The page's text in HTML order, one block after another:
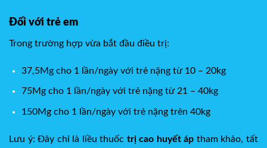
Đối với trẻ em
Trong trường hợp vừa bắt đầu điều trị:
37,5Mg cho 1 lần/ngày với trẻ nặng từ 10 – 20kg
75Mg cho 1 lần/ngày với trẻ nặng từ 21 – 40kg
150Mg cho 1 lần/ngày với trẻ nặng trên 40kg
Lưu ý: Đây chỉ là liều thuốc trị cao huyết áp tham khảo, tất